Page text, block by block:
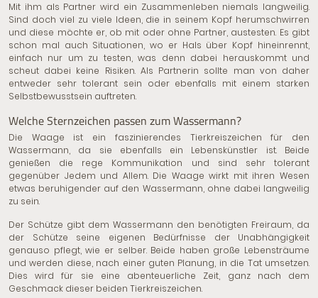
Mit ihm als Partner wird ein Zusammenleben niemals langweilig.
Sind doch viel zu viele Ideen, die in seinem Kopf herumschwirren
und diese möchte er, ob mit oder ohne Partner, austesten. Es gibt
schon mal auch Situationen, wo er Hals über Kopf hineinrennt,
einfach nur um zu testen, was denn dabei herauskommt und
scheut dabei keine Risiken. Als Partnerin sollte man von daher
entweder sehr tolerant sein oder ebenfalls mit einem starken
Selbstbewusstsein auftreten.
Welche Sternzeichen passen zum Wassermann?
Die Waage ist ein faszinierendes Tierkreiszeichen für den
Wassermann, da sie ebenfalls ein Lebenskünstler ist. Beide
genießen die rege Kommunikation und sind sehr tolerant
gegenüber Jedem und Allem. Die Waage wirkt mit ihren Wesen
etwas beruhigender auf den Wassermann, ohne dabei langweilig
zu sein.
Der Schütze gibt dem Wassermann den benötigten Freiraum, da
der Schütze seine eigenen Bedürfnisse der Unabhängigkeit
genauso pflegt, wie er selber. Beide haben große Lebensträume
und werden diese, nach einer guten Planung, in die Tat umsetzen.
Dies wird für sie eine abenteuerliche Zeit, ganz nach dem
Geschmack dieser beiden Tierkreiszeichen.